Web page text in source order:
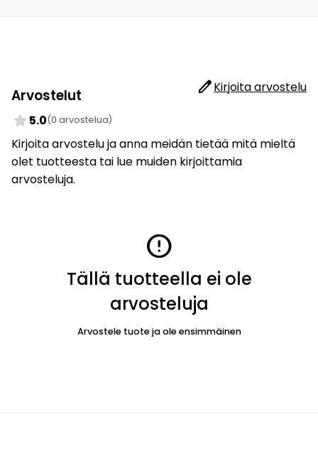
Arvostelut editKirjoita arvostelu
star 5.0(0 arvostelua)
Kirjoita arvostelu ja anna meidän tietää mitä mieltä
olet tuotteesta tai lue muiden kirjoittamia
arvosteluja.
error
Tällä tuotteella ei ole
arvosteluja
Arvostele tuote ja ole ensimmäinen